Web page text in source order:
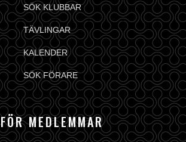
SÖK KLUBBAR
TÄVLINGAR
KALENDER
SÖK FÖRARE
FÖR MEDLEMMAR